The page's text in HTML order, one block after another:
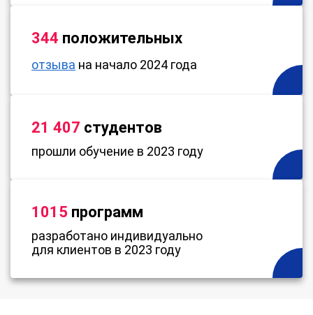
344 положительных
отзыва на начало 2024 года
21 407 студентов
прошли обучение в 2023 году
1015 программ
разработано индивидуально
для клиентов в 2023 году